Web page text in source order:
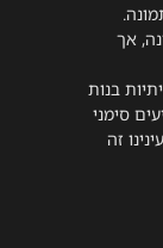
אך
בנות
סימני
זה